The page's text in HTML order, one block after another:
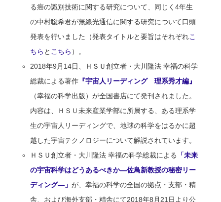
る癌の識別技術に関する研究について、同じく4年生
の中村聡希君が無線光通信に関する研究について口頭
発表を行いました（発表タイトルと要旨はそれぞれこ
ちら と こちら ）。
2018年9月14日、ＨＳＵ創立者・大川隆法 幸福の科学
総裁による著作 『宇宙人リーディング 理系秀才編』
（幸福の科学出版）が全国書店にて発刊されました。
内容は、ＨＳＵ未来産業学部に所属する、ある理系学
生の宇宙人リーディングで、地球の科学をはるかに超
越した宇宙テクノロジーについて解説されています。
ＨＳＵ創立者・大川隆法 幸福の科学総裁による
「未来
の宇宙科学はどうあるべきか―佐鳥新教授の秘密リー
ディング―」が、幸福の科学の全国の拠点・支部・精
舎、および海外支部・精舎にて2018年8月21日より公